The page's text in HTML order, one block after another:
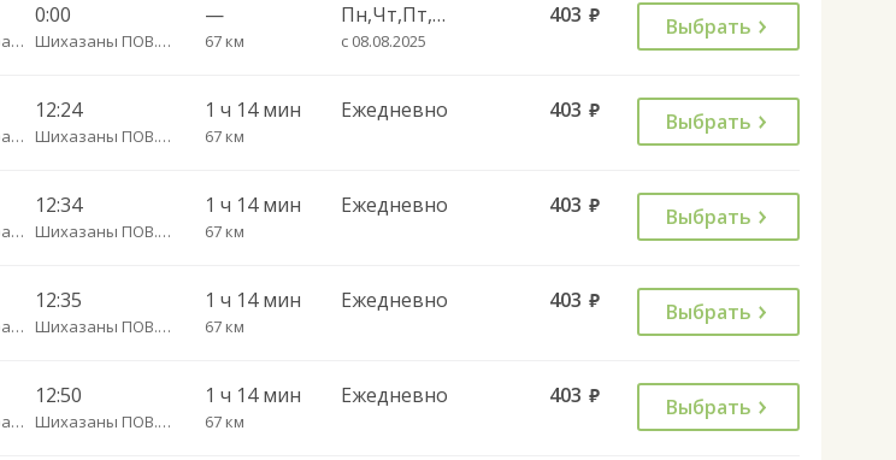
Чебоксары Центральный АВ
0:00
Шихазаны ПОВ.ГАИ трасса
—
67 км
Пн,Чт,Пт,Сб,Вс
с 08.08.2025
403 руб. Выбрать
Чебоксары Центральный АВ
12:24
Шихазаны ПОВ.ГАИ трасса
1 ч 14 мин
67 км
Ежедневно 403 руб. Выбрать
Чебоксары Центральный АВ
12:34
Шихазаны ПОВ.ГАИ трасса
1 ч 14 мин
67 км
Ежедневно 403 руб. Выбрать
Чебоксары Центральный АВ
12:35
Шихазаны ПОВ.ГАИ трасса
1 ч 14 мин
67 км
Ежедневно 403 руб. Выбрать
Чебоксары Центральный АВ
12:50
Шихазаны ПОВ.ГАИ трасса
1 ч 14 мин
67 км
Ежедневно 403 руб. Выбрать